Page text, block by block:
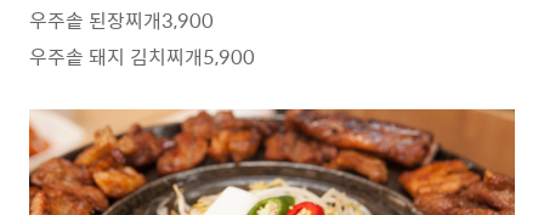
우주솥 된장찌개3,900
우주솥 돼지 김치찌개5,900